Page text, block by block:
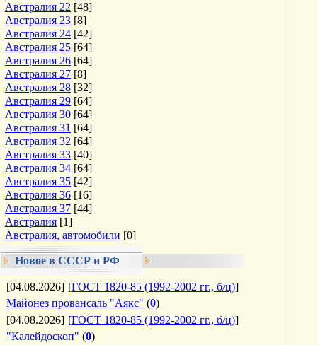
Австралия 22 [48]
Австралия 23 [8]
Австралия 24 [42]
Австралия 25 [64]
Австралия 26 [64]
Австралия 27 [8]
Австралия 28 [32]
Австралия 29 [64]
Австралия 30 [64]
Австралия 31 [64]
Австралия 32 [64]
Австралия 33 [40]
Австралия 34 [64]
Австралия 35 [42]
Австралия 36 [16]
Австралия 37 [44]
Австралия [1]
Австралия, автомобили [0]
Новое в СССР и РФ
[04.08.2026] [ГОСТ 1820-85 (1992-2002 гг., б/ц)]
Майонез провансаль "Аякс" (0)
[04.08.2026] [ГОСТ 1820-85 (1992-2002 гг., б/ц)]
"Калейдоскоп" (0)